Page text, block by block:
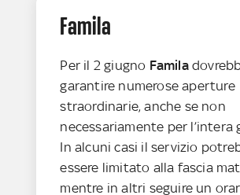
Famila
Per il 2 giugno Famila
garantire numerose aperture
straordinarie, anche se non
necessariamente per l’intera
In alcuni casi il servizio
essere limitato alla fascia
mentre in altri seguire un